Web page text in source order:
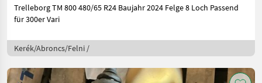
Trelleborg TM 800 480/65 R24 Baujahr 2024 Felge 8 Loch Passend
für 300er Vari
Kerék/Abroncs/Felni /